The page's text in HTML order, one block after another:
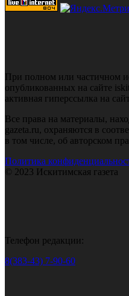
При полном или частичном
опубликованных на сайте
активная гиперссылка на
Все права на материалы,
gazeta.ru, охраняются в
в том числе, об авторском
Политика
© 2023 Искитимская газета
Телефон редакции:
8(383-43) 7-90-60